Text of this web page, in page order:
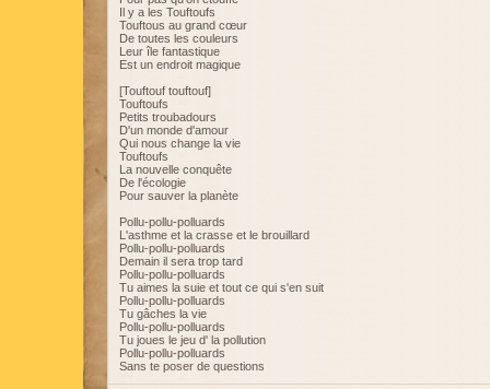
Il y a les Touftoufs
Touftous au grand cœur
De toutes les couleurs
Leur île fantastique
Est un endroit magique
[Touftouf touftouf]
Touftoufs
Petits troubadours
D'un monde d'amour
Qui nous change la vie
Touftoufs
La nouvelle conquête
De l'écologie
Pour sauver la planète
Pollu-pollu-polluards
L'asthme et la crasse et le brouillard
Pollu-pollu-polluards
Demain il sera trop tard
Pollu-pollu-polluards
Tu aimes la suie et tout ce qui s'en suit
Pollu-pollu-polluards
Tu gâches la vie
Pollu-pollu-polluards
Tu joues le jeu d' la pollution
Pollu-pollu-polluards
Sans te poser de questions